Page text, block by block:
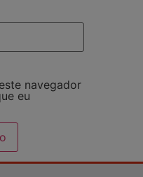
navegador
eu